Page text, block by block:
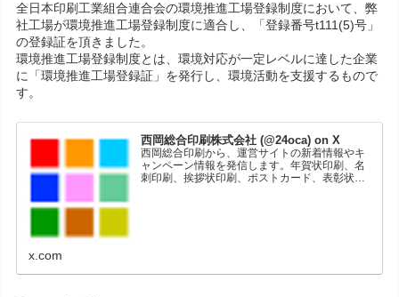
全日本印刷工業組合連合会の環境推進工場登録制度において、弊
社工場が環境推進工場登録制度に適合し、「登録番号t111(5)号」
の登録証を頂きました。
環境推進工場登録制度とは、環境対応が一定レベルに達した企業
に「環境推進工場登録証」を発行し、環境活動を支援するもので
す。
西岡総合印刷株式会社 (@24oca) on X
西岡総合印刷から、運営サイトの新着情報やキ
ャンペーン情報を発信します。年賀状印刷、名
刺印刷、挨拶状印刷、ポストカード、表彰状印
x.com